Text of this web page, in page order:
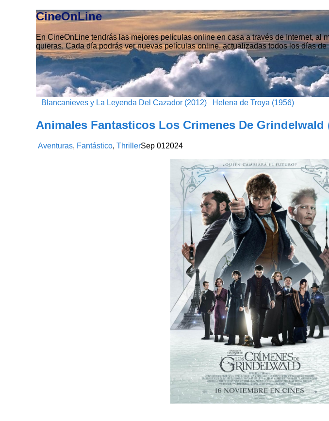
CineOnLine
En CineOnLine tendrás las mejores películas online en casa a través de Internet,
quieras. Cada día podrás ver nuevas películas online, actualizadas todos los días
Blancanieves y La Leyenda Del Cazador (2012) Helena de Troya (1956)
Animales Fantasticos Los Crimenes De Grindelwald
Aventuras, Fantástico,ThrillerSep 012024